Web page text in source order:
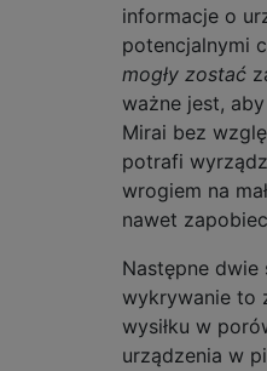
informacje o
potencjalnymi
mogły zostać
ważne jest,
Mirai bez
potrafi
wrogiem na
nawet
Następne dwie
wykrywanie to
wysiłku w
urządzenia w